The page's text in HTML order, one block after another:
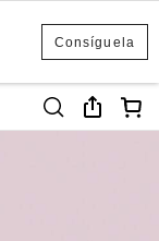
Consíguela